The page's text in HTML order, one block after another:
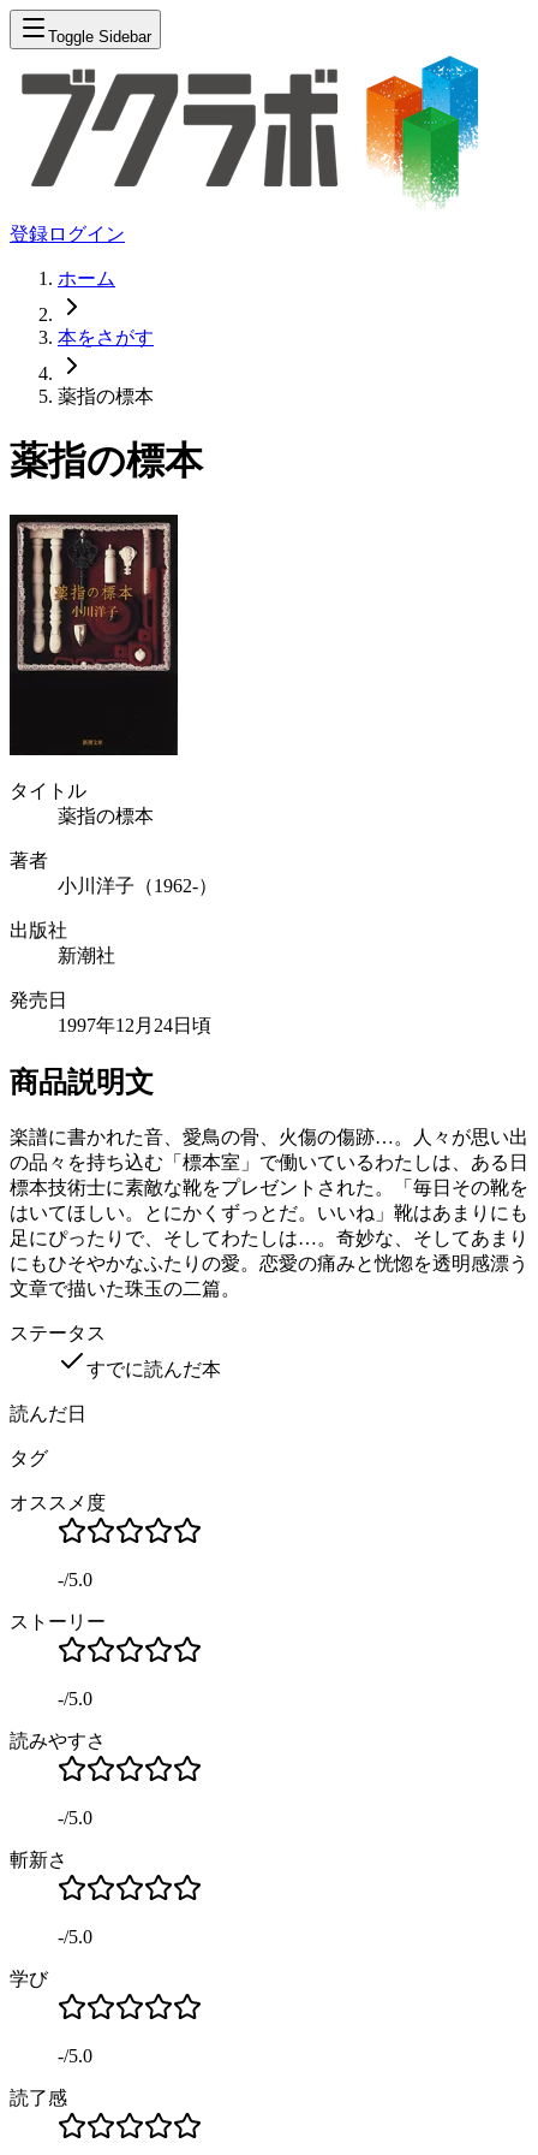
Toggle Sidebar
登録ログイン
ホーム
本をさがす
薬指の標本
薬指の標本
タイトル
薬指の標本
著者
小川洋子（1962-）
出版社
新潮社
発売日
1997年12月24日頃
商品説明文
楽譜に書かれた音、愛鳥の骨、火傷の傷跡…。人々が思い出
の品々を持ち込む「標本室」で働いているわたしは、ある日
標本技術士に素敵な靴をプレゼントされた。「毎日その靴を
はいてほしい。とにかくずっとだ。いいね」靴はあまりにも
足にぴったりで、そしてわたしは…。奇妙な、そしてあまり
にもひそやかなふたりの愛。恋愛の痛みと恍惚を透明感漂う
文章で描いた珠玉の二篇。
ステータス
すでに読んだ本
読んだ日
タグ
オススメ度
-/5.0
ストーリー
-/5.0
読みやすさ
-/5.0
斬新さ
-/5.0
学び
-/5.0
読了感